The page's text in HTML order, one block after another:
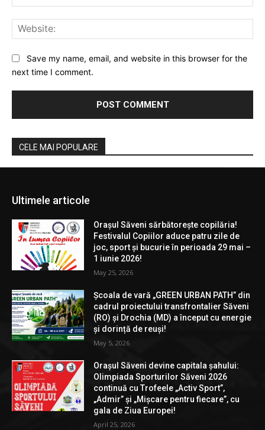
Ultimele articole
Orașul Săveni sărbătorește copilăria!
Festivalul Copiilor aduce patru zile de
joc, sport și bucurie în perioada 29 mai –
1 iunie 2026!
May 25, 2026
Școala de vară „GREEN URBAN PATH” din
cadrul proiectului transfrontalier Săveni
(RO) și Drochia (MD) a început cu energie
și dorință de reuși!
May 5, 2026
Orașul Săveni devine capitala șahului:
Olimpiada Sporturilor Săveni 2026
continuă cu Trofeele „Activ Sport”,
„Admir” și „Mișcare pentru fiecare”, cu
gala de Ziua Europei!
April 25, 2026